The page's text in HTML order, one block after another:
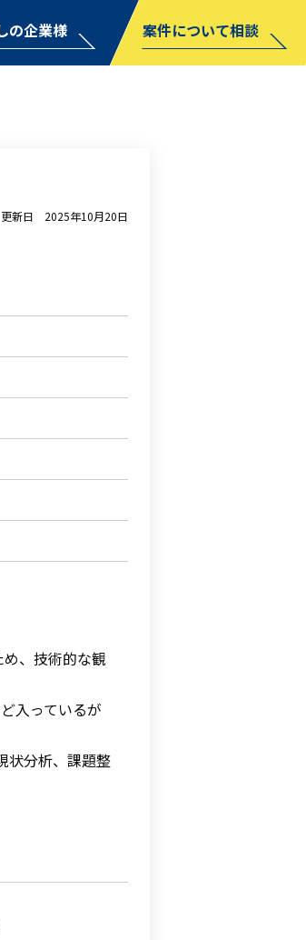
の企業様 案件について相談
更新日 2025年10月20日
、技術的な観
入っているが
状分析、課題整